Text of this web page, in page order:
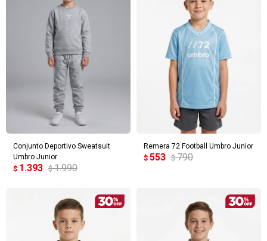
Conjunto Deportivo Sweatsuit
Umbro Junior
$ 1.393 $ 1.990
Remera 72 Football Umbro Junior
$ 553 $ 790